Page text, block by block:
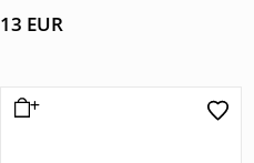
13 EUR